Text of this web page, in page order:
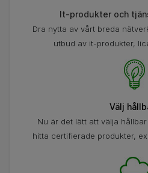
It-produkter och
Dra nytta av vårt breda
utbud av it-produkter,
Välj
Nu är det lätt att välja
hitta certifierade produkter,